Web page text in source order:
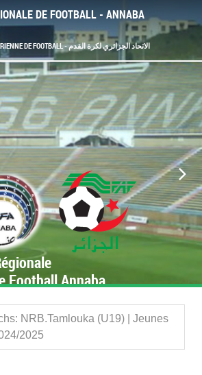
DE FOOTBALL - ANNABA
FÉDÉRATION ALGÉRIENNE DE FOOTBALL - الاتحاد الجزائري لكرة القدم
Football Annaba
NRB.Tamlouka (U19) | Jeunes
2025